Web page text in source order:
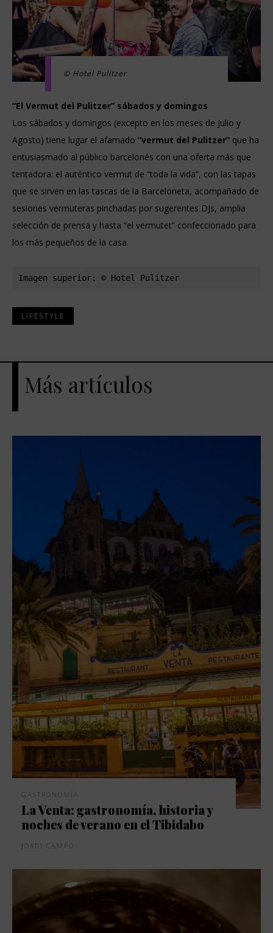
© Hotel Pulitzer
“El Vermut del Pulitzer” sábados y domingos
Los sábados y domingos (excepto en los meses de Julio y
Agosto) tiene lugar el afamado “vermut del Pulitzer” que ha
entusiasmado al público barcelonés con una oferta más que
tentadora: el auténtico vermut de “toda la vida”, con las tapas
que se sirven en las tascas de la Barceloneta, acompañado de
sesiones vermuteras pinchadas por sugerentes DJs, amplia
selección de prensa y hasta “el vermutet” confeccionado para
los más pequeños de la casa.
Imagen superior: © Hotel Pulitzer
LIFESTYLE
Más artículos
GASTRONOMÍA
La Venta: gastronomía, historia y
noches de verano en el Tibidabo
JORDI CAMPO